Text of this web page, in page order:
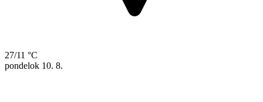
27/11 °C
pondelok 10. 8.